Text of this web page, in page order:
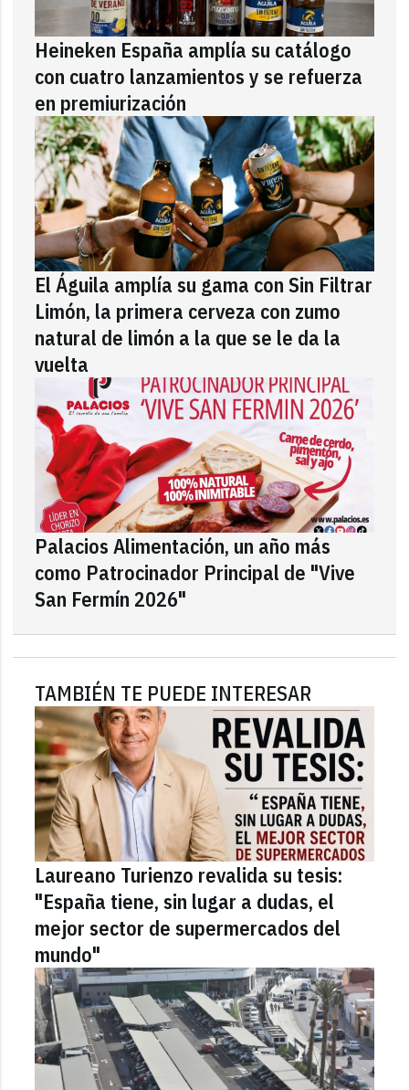
Heineken España amplía su catálogo
con cuatro lanzamientos y se refuerza
en premiurización
El Águila amplía su gama con Sin Filtrar
Limón, la primera cerveza con zumo
natural de limón a la que se le da la
vuelta
Palacios Alimentación, un año más
como Patrocinador Principal de "Vive
San Fermín 2026"
TAMBIÉN TE PUEDE INTERESAR
Laureano Turienzo revalida su tesis:
"España tiene, sin lugar a dudas, el
mejor sector de supermercados del
mundo"